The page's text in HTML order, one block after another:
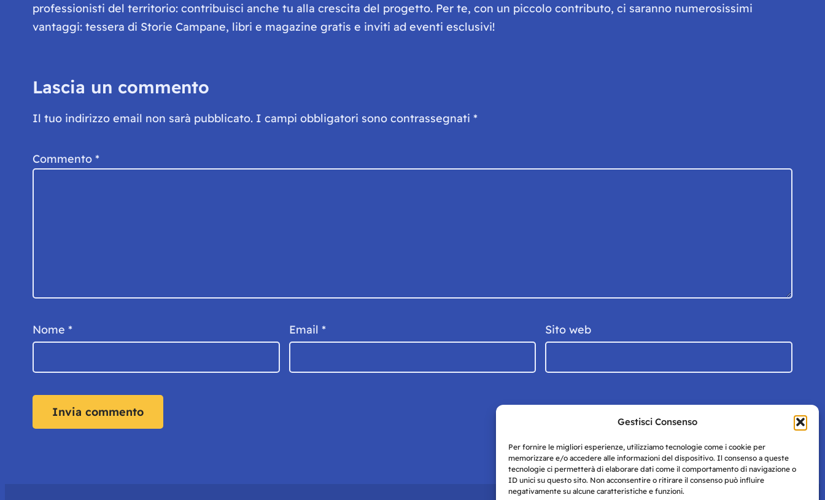
Gestisci Consenso
Per fornire le migliori esperienze, utilizziamo tecnologie come i cookie per
memorizzare e/o accedere alle informazioni del dispositivo. Il consenso a queste
tecnologie ci permetterà di elaborare dati come il comportamento di navigazione o
ID unici su questo sito. Non acconsentire o ritirare il consenso può influire
negativamente su alcune caratteristiche e funzioni.
professionisti del territorio: contribuisci anche tu alla crescita del progetto. Per te, con un piccolo contributo, ci saranno numerosissimi
vantaggi: tessera di Storie Campane, libri e magazine gratis e inviti ad eventi esclusivi!
Lascia un commento
Il tuo indirizzo email non sarà pubblicato. I campi obbligatori sono contrassegnati *
Commento *
Nome * Email * Sito web